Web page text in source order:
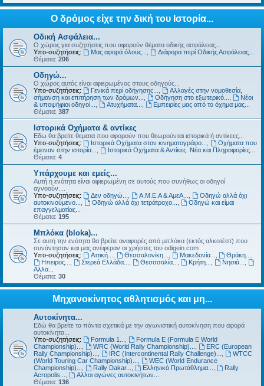
Ο δρόμος είχε την δική του Ιστορία...
Οδική Ασφάλεια...
Ο χώρος για συζητήσεις που αφορούν θέματα οδικής ασφάλειας...
Υπο-συζητήσεις:
Μας αφορά όλους...
Διάφορα περί Οδικής Ασφάλειας...
Θέματα: 206
Οδηγώ...
Ο χώρος αυτός είναι αφιερωμένος στους οδηγούς...
Υπο-συζητήσεις:
Γενικά περί οδήγησης...
Αλλαγές στην νομοθεσία,
σήμανση και επιτήρηση των δρόμων...
Οδήγηση στο εξωτερικό...
Νέοι
& υποψήφιοι οδηγοί...
Ατυχήματα...
Εμπειρίες μας από το όχημα μας...
Θέματα: 387
Ιστορικά Οχήματα & αντίκες
Εδω θα βρείτε θεματα που αφορούν που θεωρούνται ιστορικά ή αντίκεες...
Υπο-συζητήσεις:
Ιστορικά Οχήματα στον κινηματογράφο...
Οχήματα που
έμειναν στην ιστορία...
Ιστορικά Οχήματα & Αντίκες. Νέα και Πληροφορίες...
Θέματα: 4
Υπάρχουμε και εμείς...
Αυτή η ενότητα είναι αφιερωμένη σε αυτούς που συνήθως οι οδηγοί
αγνοούν....
Υπο-συζητήσεις:
Δεν οδηγώ... Α.Μ.Ε.Α & ΑμεΑ...
Οδηγώ αλλά όχι
αυτοκινούμενο...
Οδηγώ αλλά όχι τετράτροχο...
Οδηγώ και είμαι
επαγγελματίας...
Θέματα: 195
Μπλόκα (bloka)...
Σε αυτή την ενότητα θα βρείτε αναφορές από μπλόκα (εκτός αλκοτέστ) που
συνάντησαν και μας ανέφεραν οι χρήστες του odigein.com
Υπο-συζητήσεις:
Αττική... Θεσσαλονίκη... Μακεδονία... Θράκη...
Ηπειρος...
Στερεά Ελλάδα... Θεσσσαλία... Κρήτη... Νησιά...
Αλλα...
Θέματα: 30
Μηχανοκίνητος αθλητισμός και μη...
Αυτοκίνητα...
Εδώ θα βρείτε τα πάντα σχετικά με την αγωνιστική αυτοκίνηση που αφορά
αυτοκίνητα...
Υπο-συζητήσεις:
Formula 1...
Formula E (Formula E World
Championship)...
WRC (World Rally Championship)...
ERC (European
Rally Championship)...
IRC (Intercontinental Rally Challenge)...
WTCC
(World Touring Car Championship)...
WEC (World Endurance
Championship)...
Rally Dakar... Ελληνικό Πρωτάθλημα...
Rally
Acropolis...
Αλλοι αγώνες αυτοκινήτων...
Θέματα: 136